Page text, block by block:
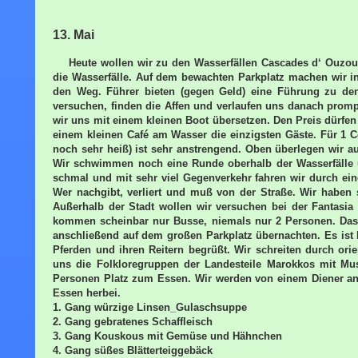
13. Mai
Heute wollen wir zu den Wasserfällen Cascades d‘
die Wasserfälle. Auf dem bewachten Parkplatz machen wir
den Weg. Führer bieten (gegen Geld) eine Führung zu
versuchen, finden die Affen und verlaufen uns danach
wir uns mit einem kleinen Boot übersetzen. Den Preis
einem kleinen Café am Wasser die einzigsten Gäste. Für 1
noch sehr heiß) ist sehr anstrengend. Oben überlegen wir
Wir schwimmen noch eine Runde oberhalb der
schmal und mit sehr viel Gegenverkehr fahren wir durch
Wer nachgibt, verliert und muß von der Straße. Wir haben
Außerhalb der Stadt wollen wir versuchen bei der
kommen scheinbar nur Busse, niemals nur 2 Personen.
anschließend auf dem großen Parkplatz übernachten. Es
Pferden und ihren Reitern begrüßt. Wir schreiten durch
uns die Folkloregruppen der Landesteile Marokkos mit
Personen Platz zum Essen. Wir werden von einem Diener
Essen herbei.
1. Gang würzige Linsen_Gulaschsuppe
2. Gang gebratenes Schaffleisch
3. Gang Kouskous mit Gemüse und Hähnchen
4. Gang süßes Blätterteiggebäck